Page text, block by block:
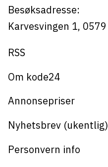
Besøksadresse:
Karvesvingen 1, 0579
RSS
Om kode24
Annonsepriser
Nyhetsbrev (ukentlig)
Personvern info